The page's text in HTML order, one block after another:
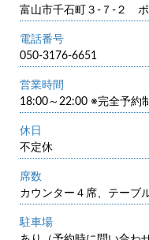
富山市千石町３-７-２
電話番号
050-3176-6651
営業時間
18:00～22:00 ※完全予約
休日
不定休
席数
カウンター４席、テーブ
駐車場